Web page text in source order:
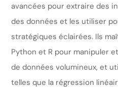
avancées pour extraire des
des données et les utiliser
stratégiques éclairées. Ils
Python et R pour manipuler
de données volumineux, et
telles que la régression